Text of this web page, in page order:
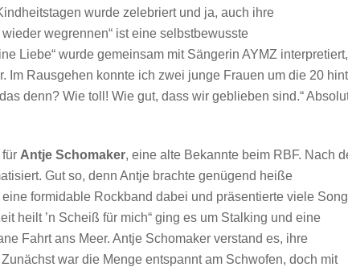
wurde zelebriert und ja, auch ihre
wegrennen“ ist eine selbstbewusste
Liebe“ wurde gemeinsam mit Sängerin AYMZ interpretiert,
Im Rausgehen konnte ich zwei junge Frauen um die 20
denn? Wie toll! Wie gut, dass wir geblieben sind.“
Antje Schomaker, eine alte Bekannte beim RBF. Nach
Gut so, denn Antje brachte genügend heiße
formidable Rockband dabei und präsentierte viele
heilt ’n Scheiß für mich“ ging es um Stalking und eine
Fahrt ans Meer. Antje Schomaker verstand es, ihre
war die Menge entspannt am Schwofen, doch mit